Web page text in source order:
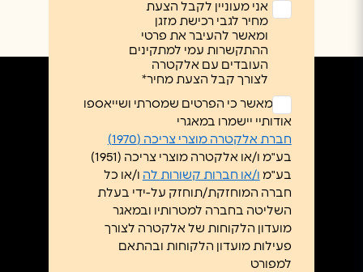
052-2647815
אהרון חיים מוצרי חשמל
04-6523797
אוהד שירותי מיזוג אויר
אני מעוניין לקבל הצעת
מחיר לגבי רכישת מזגן
ומאשר להעיבר את פרטי
ההתקשרות עמי למתקינים
העובדים עם אלקטרה
לצורך קבל הצעת מחיר*
ללא
כותרת
*
אני מאשר כי הפרטים שמסרתי ושייאספו
אודותיי יישמרו במאגרי
חברת אלקטרה מוצרי צריכה (1970)
בע"מ ו/או אלקטרה מוצרי צריכה (1951)
בע"מ ו/או חברות קשורות לה ו/או כל
חברה המוחזקת/תוחזק על-ידי בעלת
השליטה בחברה למטרותיו ובמאגר
מועדון הלקוחות של אלקטרה לצורך
פעילות מועדון הלקוחות ובהתאם
למפורט